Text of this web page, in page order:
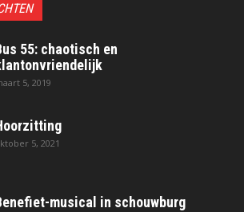
55: chaotisch en
5, 2019
5, 2021
musical in schouwburg